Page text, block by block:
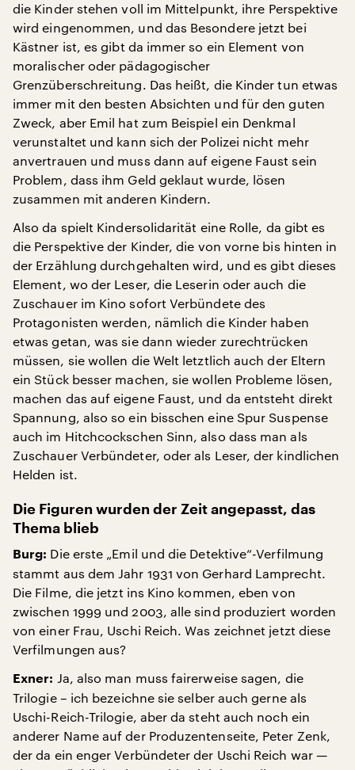
die Kinder stehen voll im Mittelpunkt, ihre Perspektive
wird eingenommen, und das Besondere jetzt bei
Kästner ist, es gibt da immer so ein Element von
moralischer oder pädagogischer
Grenzüberschreitung. Das heißt, die Kinder tun etwas
immer mit den besten Absichten und für den guten
Zweck, aber Emil hat zum Beispiel ein Denkmal
verunstaltet und kann sich der Polizei nicht mehr
anvertrauen und muss dann auf eigene Faust sein
Problem, dass ihm Geld geklaut wurde, lösen
zusammen mit anderen Kindern.
Also da spielt Kindersolidarität eine Rolle, da gibt es
die Perspektive der Kinder, die von vorne bis hinten in
der Erzählung durchgehalten wird, und es gibt dieses
Element, wo der Leser, die Leserin oder auch die
Zuschauer im Kino sofort Verbündete des
Protagonisten werden, nämlich die Kinder haben
etwas getan, was sie dann wieder zurechtrücken
müssen, sie wollen die Welt letztlich auch der Eltern
ein Stück besser machen, sie wollen Probleme lösen,
machen das auf eigene Faust, und da entsteht direkt
Spannung, also so ein bisschen eine Spur Suspense
auch im Hitchcockschen Sinn, also dass man als
Zuschauer Verbündeter, oder als Leser, der kindlichen
Helden ist.
Die Figuren wurden der Zeit angepasst, das
Thema blieb
Burg: Die erste „Emil und die Detektive“-Verfilmung
stammt aus dem Jahr 1931 von Gerhard Lamprecht.
Die Filme, die jetzt ins Kino kommen, eben von
zwischen 1999 und 2003, alle sind produziert worden
von einer Frau, Uschi Reich. Was zeichnet jetzt diese
Verfilmungen aus?
Exner: Ja, also man muss fairerweise sagen, die
Trilogie – ich bezeichne sie selber auch gerne als
Uschi-Reich-Trilogie, aber da steht auch noch ein
anderer Name auf der Produzentenseite, Peter Zenk,
der da ein enger Verbündeter der Uschi Reich war —